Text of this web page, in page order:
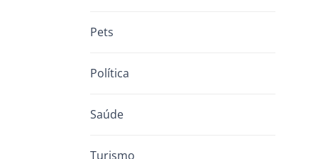
Pets
Política
Saúde
Turismo